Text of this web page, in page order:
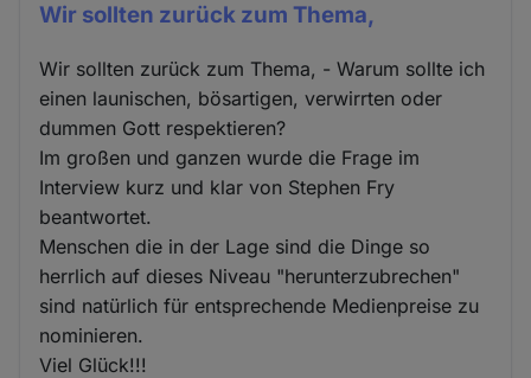
Wir sollten zurück zum Thema,
Wir sollten zurück zum Thema, - Warum sollte ich
einen launischen, bösartigen, verwirrten oder
dummen Gott respektieren?
Im großen und ganzen wurde die Frage im
Interview kurz und klar von Stephen Fry
beantwortet.
Menschen die in der Lage sind die Dinge so
herrlich auf dieses Niveau "herunterzubrechen"
sind natürlich für entsprechende Medienpreise zu
nominieren.
Viel Glück!!!